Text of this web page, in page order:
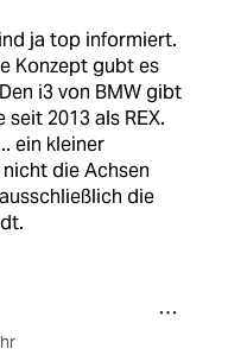
ja top informiert.
Konzept gubt es
i3 von BMW gibt
2013 als REX.
ein kleiner
die Achsen
die